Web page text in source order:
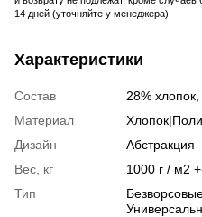
14 дней (уточняйте у менеджера).
Характеристики
Состав
28%
Материал
Дизайн
Абстракция
Вес, кг
1000 г / м2
Тип